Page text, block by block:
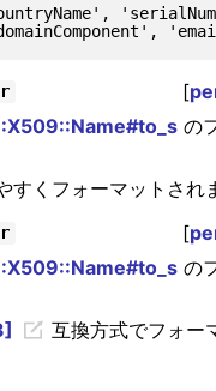
[
の
すくフォーマットされ
[
の
互換方式でフォー